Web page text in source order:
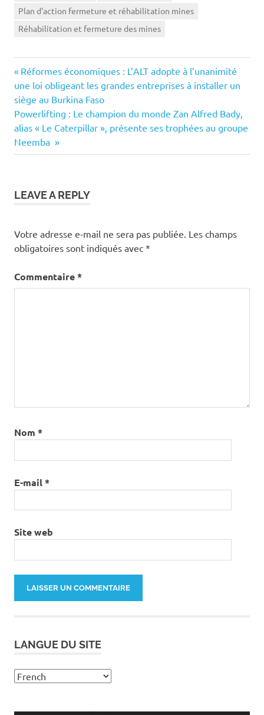
Plan d'action fermeture et réhabilitation mines
Réhabilitation et fermeture des mines
Navigation
de
l’article
Previous
Post:
Réformes économiques : L’ALT adopte à l’unanimité
une loi obligeant les grandes entreprises à installer un
siège au Burkina Faso
Next
Post:
Powerlifting : Le champion du monde Zan Alfred Bady,
alias « Le Caterpillar », présente ses trophées au groupe
Neemba
LEAVE A REPLY
Votre adresse e-mail ne sera pas publiée. Les champs
obligatoires sont indiqués avec *
Commentaire*
Nom *
E-mail*
Site web
LANGUE DU SITE